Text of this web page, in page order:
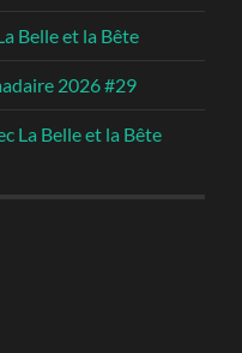
Belle et la Bête
2026 #29
La Belle et la Bête